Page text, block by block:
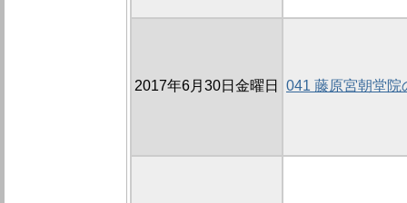
2017年6月30日金曜日 041 藤原宮朝堂院